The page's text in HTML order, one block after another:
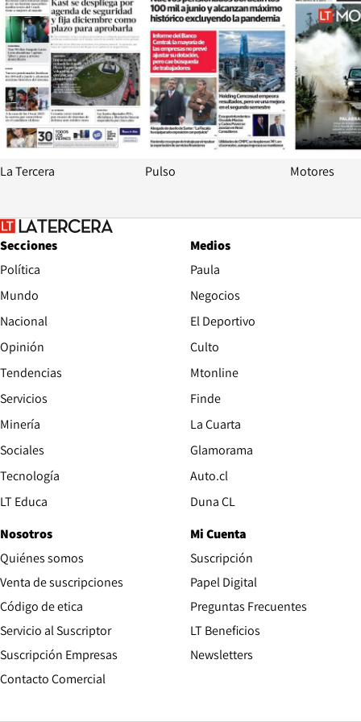
La Tercera Pulso Motores
Secciones
Política
Mundo
Nacional
Opinión
Tendencias
Servicios
Minería
Sociales
Tecnología
LT Educa
Medios
Paula
Negocios
El Deportivo
Culto
Mtonline
Finde
La Cuarta
Glamorama
Auto.cl
Duna CL
Nosotros
Quiénes somos
Venta de suscripciones
Código de etica Opens in new window
Servicio al Suscriptor
Suscripción Empresas
Contacto Comercial
Mi Cuenta
Suscripción
Papel Digital
Preguntas Frecuentes
LT Beneficios
Newsletters